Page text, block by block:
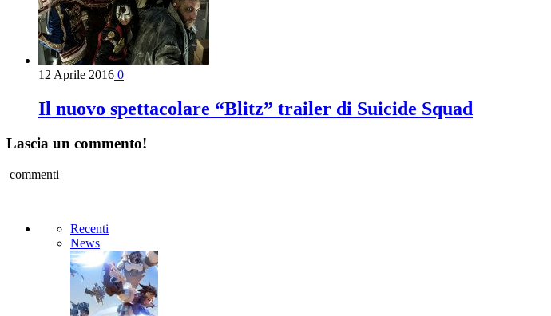
12 Aprile 2016 0
Il nuovo spettacolare “Blitz” trailer di Suicide Squad
Lascia un commento!
commenti
Recenti
News